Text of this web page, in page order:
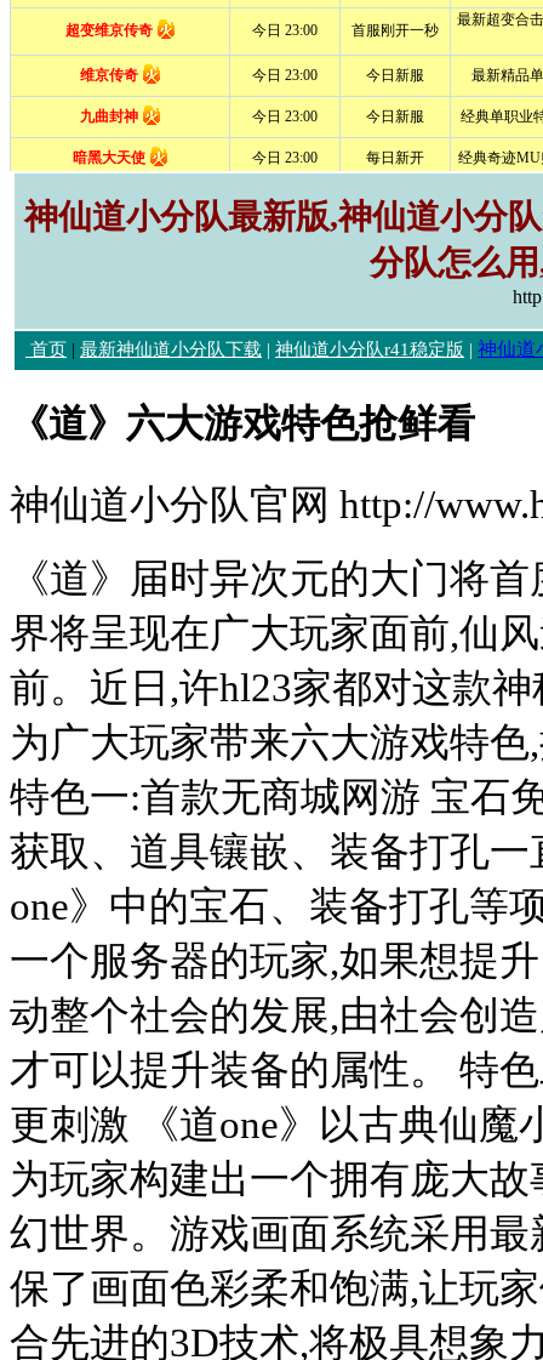
神仙道小分队最新版,神仙道小分
分队怎么
首页 | 最新神仙道小分队下载 | 神仙道小分队r41稳定版 | 神仙道
《道》六大游戏特色抢鲜看
神仙道小分队官网 http://
《道》届时异次元的大门将
界将呈现在广大玩家面前,仙
前。近日,许hl23家都对这款
为广大玩家带来六大游戏特
特色一:首款无商城网游 宝石
获取、道具镶嵌、装备打孔
one》中的宝石、装备打孔等
一个服务器的玩家,如果想提
动整个社会的发展,由社会创
才可以提升装备的属性。 特
更刺激 《道one》以古典仙魔
为玩家构建出一个拥有庞大
幻世界。游戏画面系统采用
保了画面色彩柔和饱满,让玩
合先进的3D技术,将极具想象